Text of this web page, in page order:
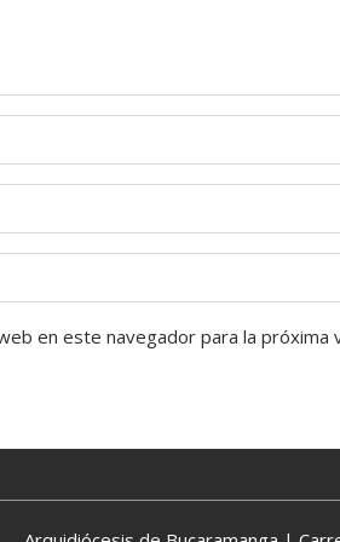
en este navegador para la próxima